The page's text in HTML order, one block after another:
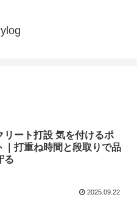
リート打設 気を付けるポ
｜打重ね時間と段取りで品
る
2025.09.22